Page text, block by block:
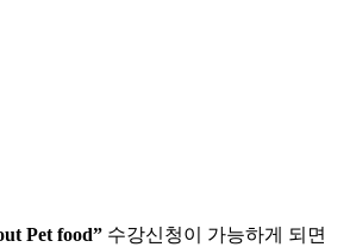
Pet food” 수강신청이 가능하게 되면